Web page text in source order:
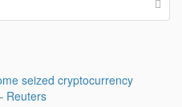
seized cryptocurrency
Reuters